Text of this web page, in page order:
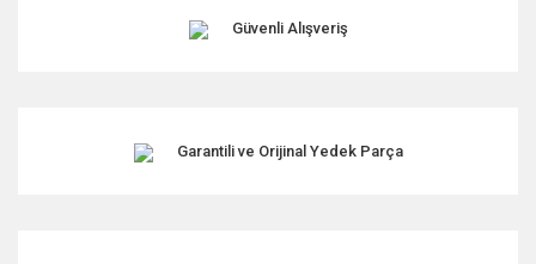
Güvenli Alışveriş
Garantili ve Orijinal Yedek Parça